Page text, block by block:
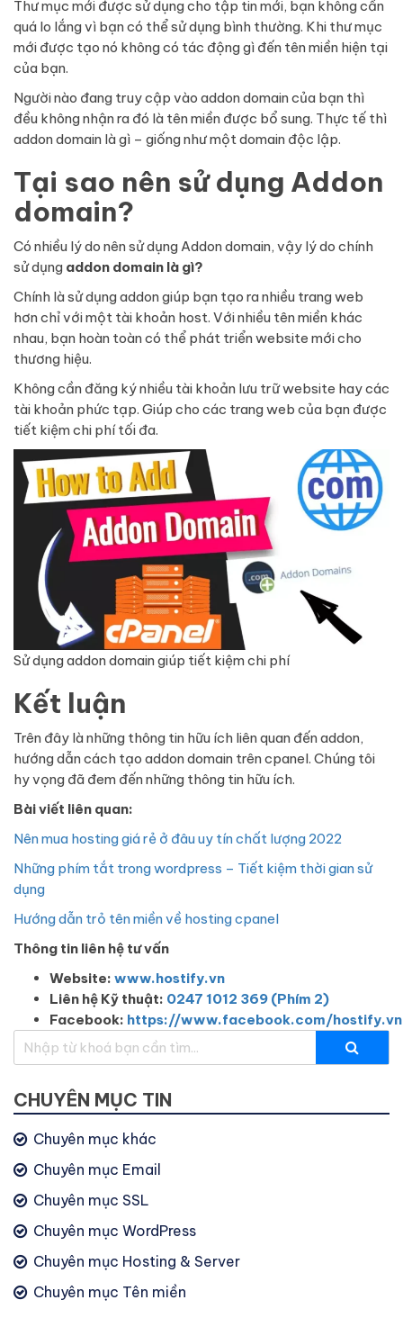
Thư mục mới được sử dụng cho tập tin mới, bạn không cần
quá lo lắng vì bạn có thể sử dụng bình thường. Khi thư mục
mới được tạo nó không có tác động gì đến tên miền hiện tại
của bạn.
Người nào đang truy cập vào addon domain của bạn thì
đều không nhận ra đó là tên miền được bổ sung. Thực tế thì
addon domain là gì – giống như một domain độc lập.
Tại sao nên sử dụng Addon
domain?
Có nhiều lý do nên sử dụng Addon domain, vậy lý do chính
sử dụng addon domain là gì?
Chính là sử dụng addon giúp bạn tạo ra nhiều trang web
hơn chỉ với một tài khoản host. Với nhiều tên miền khác
nhau, bạn hoàn toàn có thể phát triển website mới cho
thương hiệu.
Không cần đăng ký nhiều tài khoản lưu trữ website hay các
tài khoản phức tạp. Giúp cho các trang web của bạn được
tiết kiệm chi phí tối đa.
Sử dụng addon domain giúp tiết kiệm chi phí
Kết luận
Trên đây là những thông tin hữu ích liên quan đến addon,
hướng dẫn cách tạo addon domain trên cpanel. Chúng tôi
hy vọng đã đem đến những thông tin hữu ích.
Bài viết liên quan:
Nên mua hosting giá rẻ ở đâu uy tín chất lượng 2022
Những phím tắt trong wordpress – Tiết kiệm thời gian sử
dụng
Hướng dẫn trỏ tên miền về hosting cpanel
Thông tin liên hệ tư vấn
Website: www.hostify.vn
Liên hệ Kỹ thuật: 0247 1012 369 (Phím 2)
Facebook: https://www.facebook.com/hostify.vn
CHUYÊN MỤC TIN
Chuyên mục khác
Chuyên mục Email
Chuyên mục SSL
Chuyên mục WordPress
Chuyên mục Hosting & Server
Chuyên mục Tên miền